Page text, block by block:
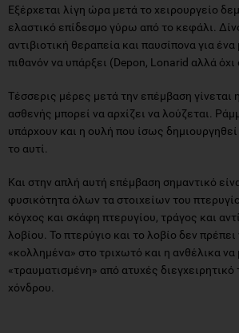
Εξέρχεται λίγη ώρα μετά το χειρουργείο
ελαστικό επίδεσμο γύρω από το κεφάλι.
αντιβιοτική θεραπεία και παυσίπονα για
πιθανόν να υπάρξει (Depon, Lonarid αλλά όχι
Τέσσερις μέρες μετά την επέμβαση
ασθενής μπορεί να αρχίζει να λούζεται.
υπάρχουν και η ουλή που ίσως
το αυτί.
Και στην απλή αυτή επέμβαση σημαντικό
φυσικότητα όλων τα στοιχείων του
κόγχος και σκάφη πτερυγίου, τράγος και
λοβίου. Το πτερύγιο και το λοβίο δεν
«κολλημένα» στο τριχωτό και η ανθέλικα να
«τραυματισμένη» από ατυχές διεγχειρητικό
χόνδρου.